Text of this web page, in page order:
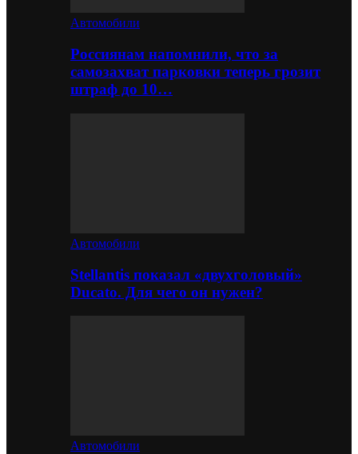
Автомобили
Россиянам напомнили, что за
самозахват парковки теперь грозит
штраф до 10…
Автомобили
Stellantis показал «двухголовый»
Ducato. Для чего он нужен?
Автомобили